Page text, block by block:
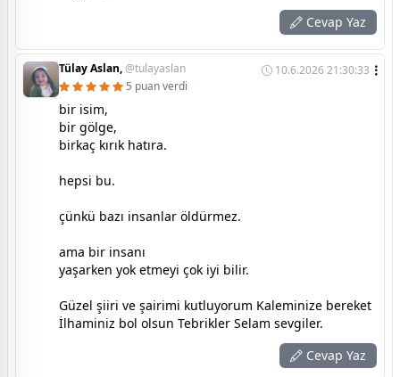
Cevap Yaz
Tülay Aslan,@tulayaslan
10.6.2026 21:30:33
5 puan verdi
bir isim,
bir gölge,
birkaç kırık hatıra.
hepsi bu.
çünkü bazı insanlar öldürmez.
ama bir insanı
yaşarken yok etmeyi çok iyi bilir.
Güzel şiiri ve şairimi kutluyorum Kaleminize bereket
İlhaminiz bol olsun Tebrikler Selam sevgiler.
Cevap Yaz